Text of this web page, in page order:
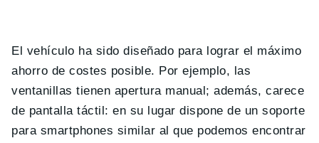
El vehículo ha sido diseñado para lograr el máximo
ahorro de costes posible. Por ejemplo, las
ventanillas tienen apertura manual; además, carece
de pantalla táctil: en su lugar dispone de un soporte
para smartphones similar al que podemos encontrar